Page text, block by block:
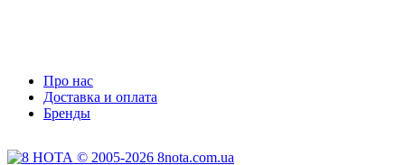
Про нас
Доставка и оплата
Бренды